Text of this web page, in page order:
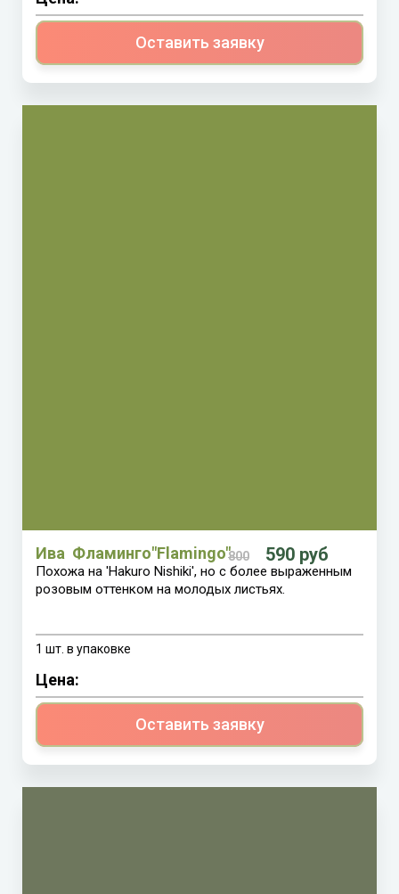
Оставить заявку
800 590 руб
Ива Фламинго"Flamingo"
Похожа на 'Hakuro Nishiki', но с более выраженным
розовым оттенком на молодых листьях.
1 шт. в упаковке
Цена:
Оставить заявку